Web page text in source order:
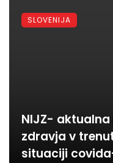
NIJZ-
zdravja v
situaciji
SLOVENIJA